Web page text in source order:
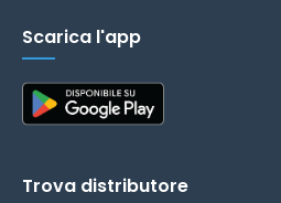
Scarica l'app
Trova distributore